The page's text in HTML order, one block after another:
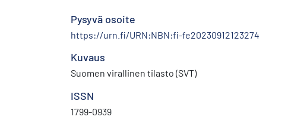
Pysyvä osoite
https://urn.fi/URN:NBN:fi-fe20230912123274
Kuvaus
Suomen virallinen tilasto (SVT)
ISSN
1799-0939